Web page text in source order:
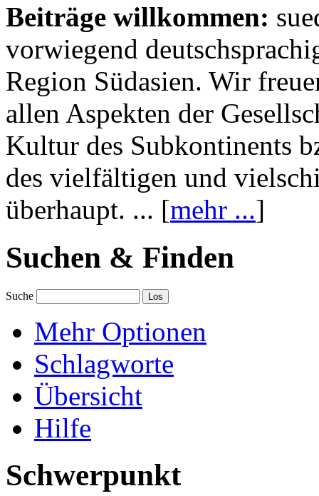
Beiträge willkommen:
vorwiegend
Region Südasien. Wir
allen Aspekten der
Kultur des Subkontinents
des vielfältigen und
überhaupt. ... [mehr ...]
Suchen & Finden
Suche
Mehr Optionen
Schlagworte
Übersicht
Hilfe
Schwerpunkt